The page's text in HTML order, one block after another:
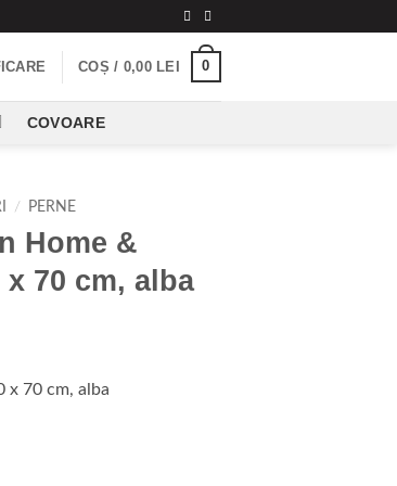
COȘ / 0,00 LEI 0
COVOARE
/ PERNE
Home &
70 cm, alba
x 70 cm, alba
70 x 70 cm, alba